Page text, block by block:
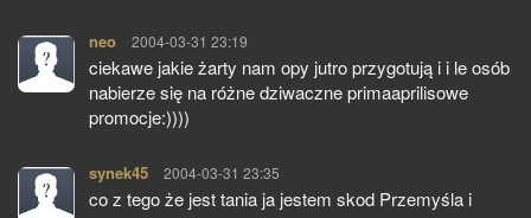
neo pisze:
2004-03-31 23:19
ciekawe jakie żarty nam opy jutro przygotują i i le osób
nabierze się na różne dziwaczne primaaprilisowe
promocje:))))
synek45 pisze:
2004-03-31 23:35
co z tego że jest tania ja jestem skod Przemyśla i